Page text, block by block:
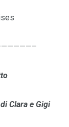
Clara e Gigi